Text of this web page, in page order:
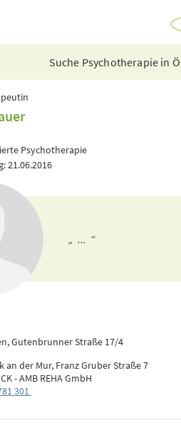
Suche Psychotherapie in
Psychotherapie
21.06.2016
„ ... “
Gutenbrunner Straße 17/4
an der Mur, Franz Gruber Straße 7
- AMB REHA GmbH
301